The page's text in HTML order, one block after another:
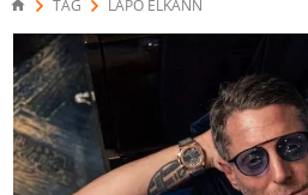
TAG LAPO ELKANN